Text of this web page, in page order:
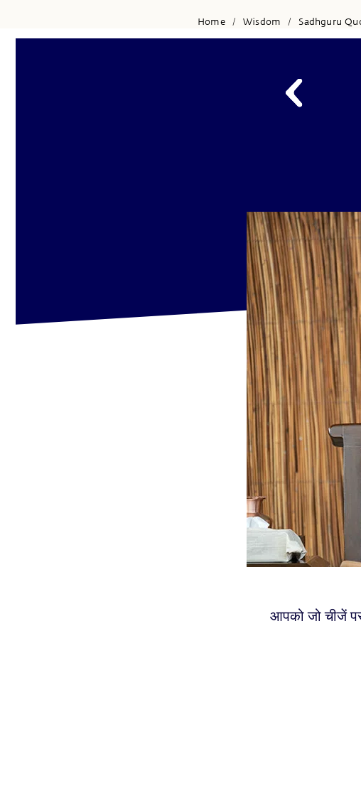
Home / Wisdom / Sadhguru
आपको जो चीजें